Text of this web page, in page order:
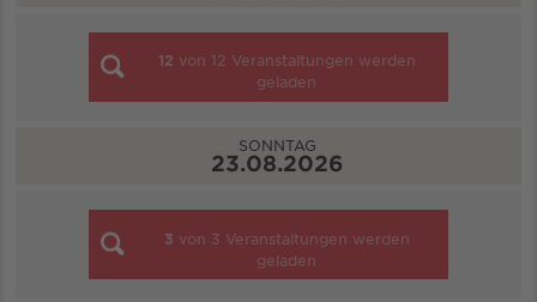
12 von 12 Veranstaltungen werden
geladen
SONNTAG
23.08.2026
3 von 3 Veranstaltungen werden
geladen